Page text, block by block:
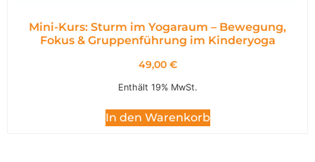
Mini-Kurs: Sturm im Yogaraum – Bewegung,
Fokus & Gruppenführung im Kinderyoga
49,00 €
Enthält 19% MwSt.
In den Warenkorb